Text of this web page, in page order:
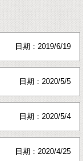
日期：2019/6/19
日期：2020/5/5
日期：2020/5/4
日期：2020/4/25